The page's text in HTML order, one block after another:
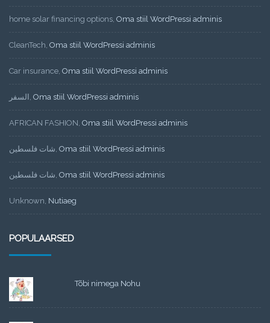
home solar financing options, Oma stiil WordPressi adminis
CleanTech, Oma stiil WordPressi adminis
Car insurance, Oma stiil WordPressi adminis
السفر , Oma stiil WordPressi adminis
AFRICAN FASHION, Oma stiil WordPressi adminis
شات فلسطين, Oma stiil WordPressi adminis
شات فلسطين, Oma stiil WordPressi adminis
Unknown, Nutiaeg
POPULAARSED
Tõbi nimega Nohu